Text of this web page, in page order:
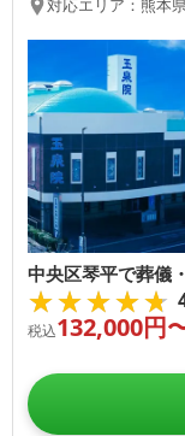
対応エリア： 熊本
中央区琴平で葬儀
★★★★★
★★★★★
税込132,000円